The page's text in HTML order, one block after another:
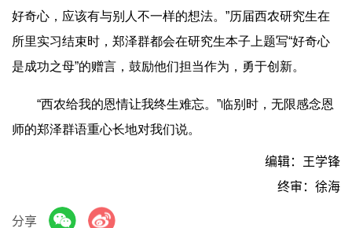
好奇心，应该有与别人不一样的想法。”历届西农研究生在
所里实习结束时，郑泽群都会在研究生本子上题写“好奇心
是成功之母”的赠言，鼓励他们担当作为，勇于创新。
“西农给我的恩情让我终生难忘。”临别时，无限感念恩
师的郑泽群语重心长地对我们说。
编辑：王学锋
终审：徐海
分享